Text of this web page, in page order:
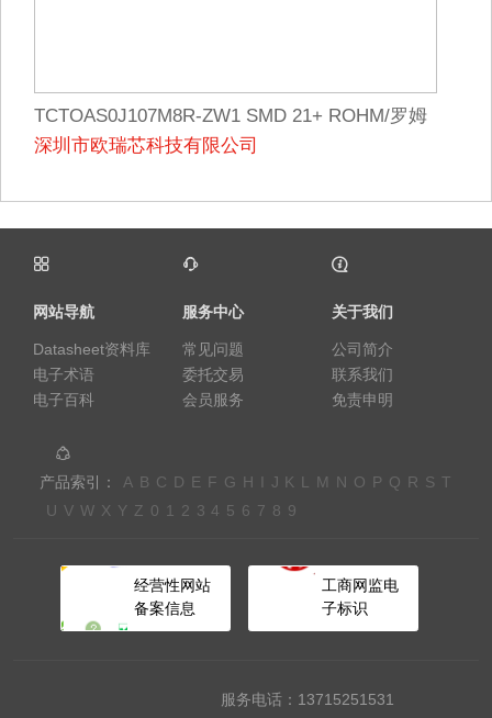
TCTOAS0J107M8R-ZW1 SMD 21+ ROHM/罗姆
原装正品现货，欢迎询购！
深圳市欧瑞芯科技有限公司
网站导航
Datasheet资料库
电子术语
电子百科
服务中心
常见问题
委托交易
会员服务
关于我们
公司简介
联系我们
免责申明
产品索引： A B C D E F G H I J K L M N O P Q R S T
U V W X Y Z 0 1 2 3 4 5 6 7 8 9
经营性网站
备案信息
工商网监电
子标识
服务电话：13715251531